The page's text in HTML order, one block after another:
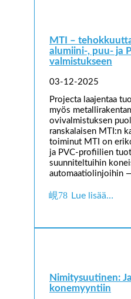
MTI –
alumiini-, puu- ja
valmistukseen
03-12-2025
Projecta laajentaa
myös
ovivalmistuksen
ranskalaisen MTI:n
toiminut MTI on
ja PVC-profiilien
suunniteltuihin
automaatiolinjoihin
Lue lisää…
Nimitysuutinen:
konemyyntiin